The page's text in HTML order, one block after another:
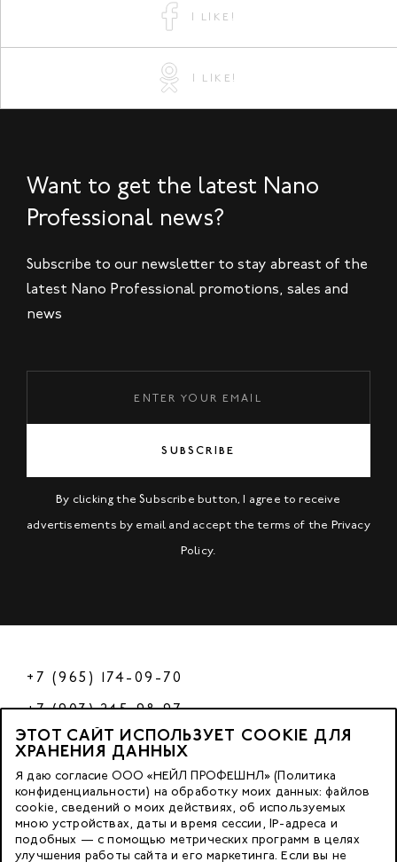
I LIKE!
I LIKE!
Want to get the latest Nano
Professional news?
Subscribe to our newsletter to stay abreast of the
latest Nano Professional promotions, sales and
news
SUBSCRIBE
By clicking the Subscribe button, I agree to receive
advertisements by email and accept the terms of the Privacy
Policy.
+7 (965) 174-09-70
+7 (903) 245-98-97
РФ
© 2023 Nano Prof
117342, Russia, Moscow, Butlerova Street. 17, «BC Neo Geo»
ЭТОТ САЙТ ИСПОЛЬЗУЕТ COOKIE ДЛЯ
ХРАНЕНИЯ ДАННЫХ
Я даю согласие ООО «НЕЙЛ ПРОФЕШНЛ» (Политика
конфиденциальности) на обработку моих данных: файлов
cookie, сведений о моих действиях, об используемых
мною устройствах, даты и время сессии, IP-адреса и
подобных — с помощью метрических программ в целях
улучшения работы сайта и его маркетинга. Если вы не